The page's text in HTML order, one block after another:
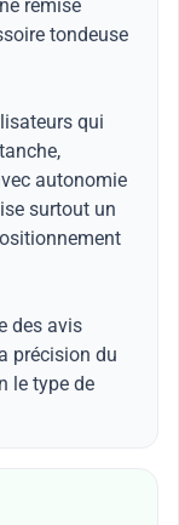
remise
tondeuse
qui
autonomie
surtout un
des avis
précision du
le type de